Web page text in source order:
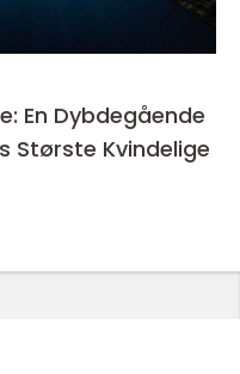
En Dybdegående
Største Kvindelige